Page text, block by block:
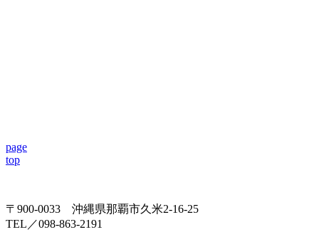
page
top
〒900-0033 沖縄県那覇市久米2-16-25
TEL／098-863-2191